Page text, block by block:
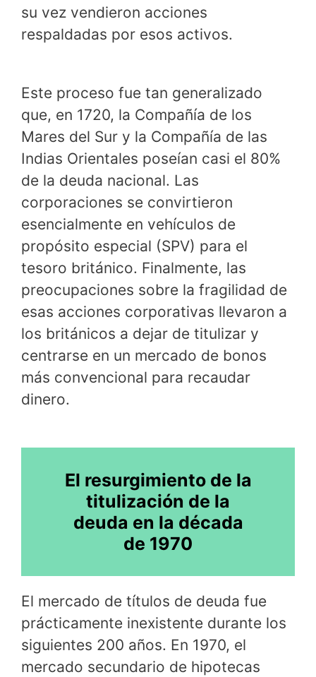
su vez vendieron acciones
respaldadas por esos activos.
Este proceso fue tan generalizado
que, en 1720, la Compañía de los
Mares del Sur y la Compañía de las
Indias Orientales poseían casi el 80%
de la deuda nacional. Las
corporaciones se convirtieron
esencialmente en vehículos de
propósito especial (SPV) para el
tesoro británico. Finalmente, las
preocupaciones sobre la fragilidad de
esas acciones corporativas llevaron a
los británicos a dejar de titulizar y
centrarse en un mercado de bonos
más convencional para recaudar
dinero.
El resurgimiento de la
titulización de la
deuda en la década
de 1970
El mercado de títulos de deuda fue
prácticamente inexistente durante los
siguientes 200 años. En 1970, el
mercado secundario de hipotecas